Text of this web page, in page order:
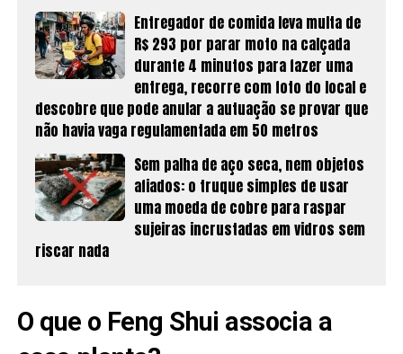
Entregador de comida leva multa de
R$ 293 por parar moto na calçada
durante 4 minutos para fazer uma
entrega, recorre com foto do local e
descobre que pode anular a autuação se provar que
não havia vaga regulamentada em 50 metros
Sem palha de aço seca, nem objetos
afiados: o truque simples de usar
uma moeda de cobre para raspar
sujeiras incrustadas em vidros sem
riscar nada
O que o Feng Shui associa a